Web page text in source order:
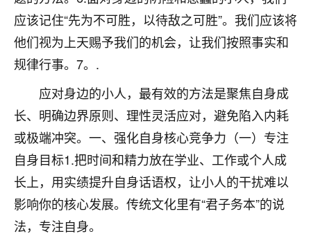
应该记住“先为不可胜，以待敌之可胜”。我们应该将
他们视为上天赐予我们的机会，让我们按照事实和
规律行事。7。.
应对身边的小人，最有效的方法是聚焦自身成
长、明确边界原则、理性灵活应对，避免陷入内耗
或极端冲突。一、强化自身核心竞争力（一）专注
自身目标1.把时间和精力放在学业、工作或个人成
长上，用实绩提升自身话语权，让小人的干扰难以
影响你的核心发展。传统文化里有“君子务本”的说
法，专注自身。
我也想找老师看看，有没有人给个联系方式的啊？
鹿森：慧来老师微信：gjsy0624
1天前 来自江西
青春168
我也想要，我也想要！
2天前 来自山西 15
Jessica李
老师做不做超度法事？我想给我奶奶做超度，她今年
刚去世了。